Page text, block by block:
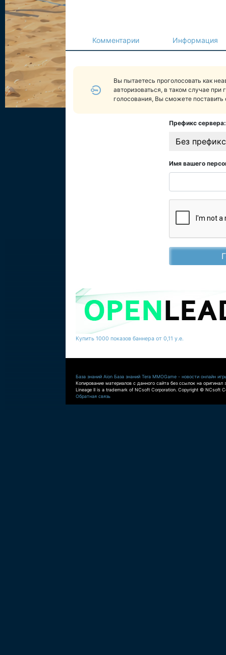
Комментарии Информация
Вы пытаетесь проголосовать как
авторизоваться, в таком случае при
голосования, Вы сможете поставить
Префикс сервера:
Без
Имя вашего
Купить 1000 показов баннера от 0,11 у.е.
База знаний Aion База знаний Tera MMOGame - новости онлайн
Копирование материалов с данного сайта без ссылок на оригинал
Lineage II is a trademark of NCsoft Corporation. Copyright © NCsoft
Обратная связь